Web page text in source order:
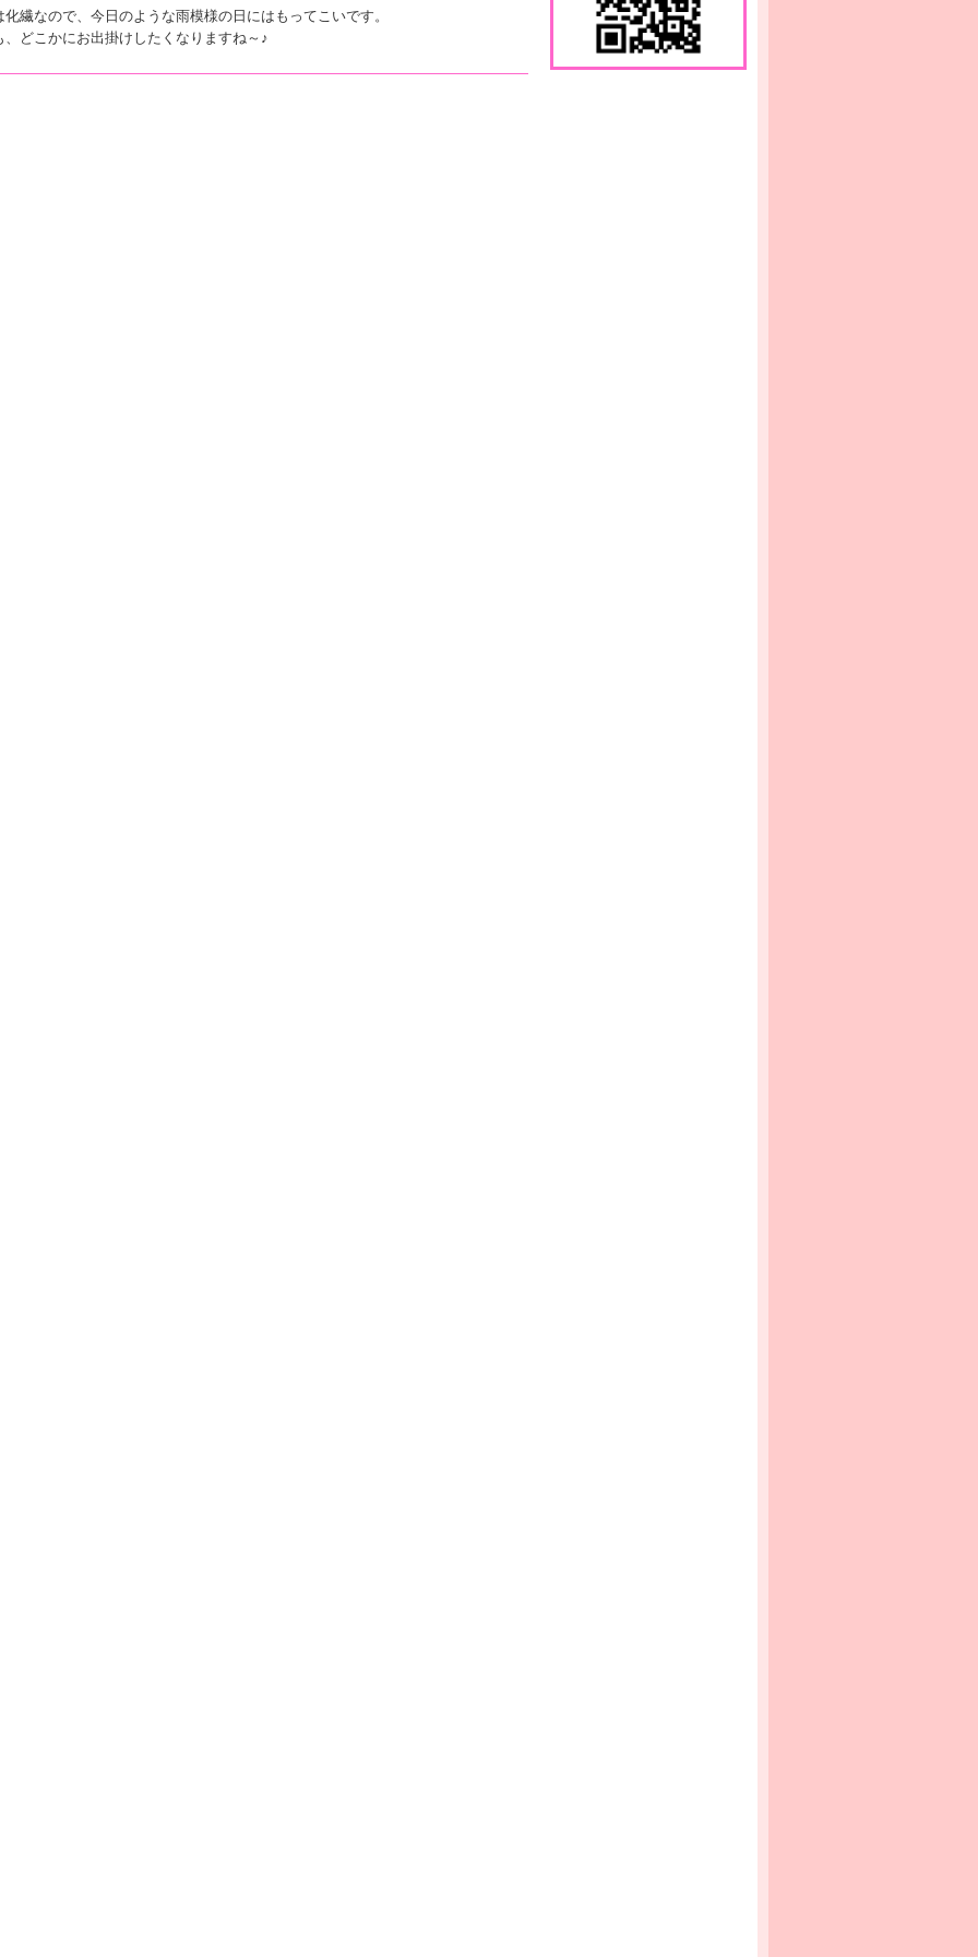
化繊なので、今日のような雨模様の日にはもってこいです。
、どこかにお出掛けしたくなりますね～♪